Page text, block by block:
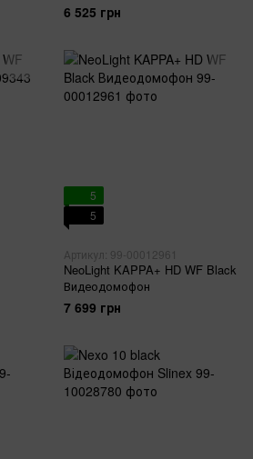
6 525 грн
5
5
Артикул: 99-00012961
NeoLight KAPPA+ HD WF Black
Видеодомофон
7 699 грн